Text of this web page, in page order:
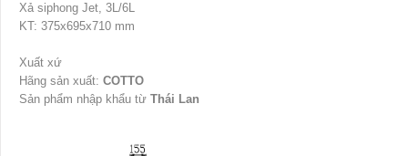
Xả siphong Jet, 3L/6L
KT: 375x695x710 mm
Xuất xứ
Hãng sản xuất: COTTO
Sản phẩm nhập khẩu từ Thái Lan